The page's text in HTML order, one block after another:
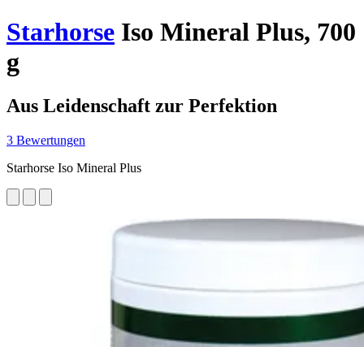
Starhorse Iso Mineral Plus, 700
g
Aus Leidenschaft zur Perfektion
3 Bewertungen
Starhorse Iso Mineral Plus